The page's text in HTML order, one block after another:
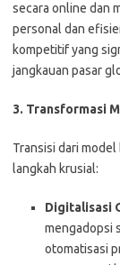
secara online dan
personal dan
kompetitif yang
jangkauan pasar
3. Transformasi
Transisi dari
langkah krusial:
Digitalisasi
mengadopsi
otomatisasi